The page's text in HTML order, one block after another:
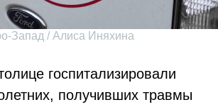
Запад / Алиса Иняхина
госпитализировали
получивших травмы